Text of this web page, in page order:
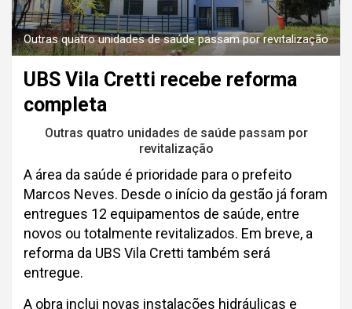
Outras quatro unidades de saúde passam por revitalização
UBS Vila Cretti recebe reforma
completa
Outras quatro unidades de saúde passam por
revitalização
A área da saúde é prioridade para o prefeito
Marcos Neves. Desde o início da gestão já foram
entregues 12 equipamentos de saúde, entre
novos ou totalmente revitalizados. Em breve, a
reforma da UBS Vila Cretti também será
entregue.
A obra inclui novas instalações hidráulicas e